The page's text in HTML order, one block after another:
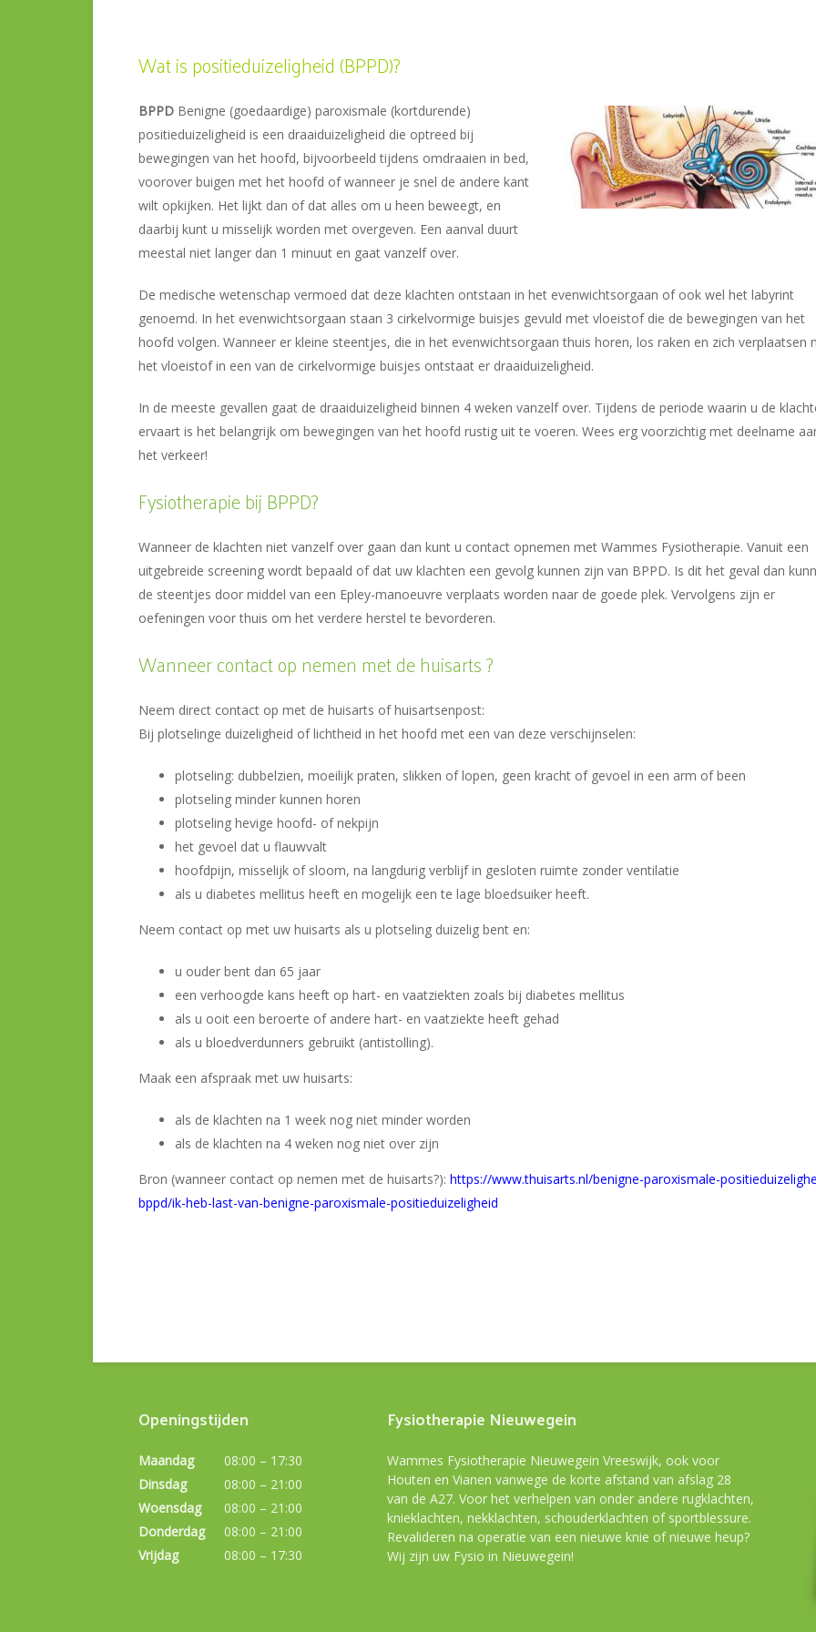
Wat is positieduizeligheid (BPPD)?
BPPD Benigne (goedaardige) paroxismale (kortdurende)
positieduizeligheid is een draaiduizeligheid die optreed bij
bewegingen van het hoofd, bijvoorbeeld tijdens omdraaien in bed,
voorover buigen met het hoofd of wanneer je snel de andere kant
wilt opkijken. Het lijkt dan of dat alles om u heen beweegt, en
daarbij kunt u misselijk worden met overgeven. Een aanval duurt
meestal niet langer dan 1 minuut en gaat vanzelf over.
De medische wetenschap vermoed dat deze klachten ontstaan in het evenwichtsorgaan of ook wel het labyrint
genoemd. In het evenwichtsorgaan staan 3 cirkelvormige buisjes gevuld met vloeistof die de bewegingen van het
hoofd volgen. Wanneer er kleine steentjes, die in het evenwichtsorgaan thuis horen, los raken en zich verplaatsen
het vloeistof in een van de cirkelvormige buisjes ontstaat er draaiduizeligheid.
In de meeste gevallen gaat de draaiduizeligheid binnen 4 weken vanzelf over. Tijdens de periode waarin u de
ervaart is het belangrijk om bewegingen van het hoofd rustig uit te voeren. Wees erg voorzichtig met deelname
het verkeer!
Fysiotherapie bij BPPD?
Wanneer de klachten niet vanzelf over gaan dan kunt u contact opnemen met Wammes Fysiotherapie. Vanuit een
uitgebreide screening wordt bepaald of dat uw klachten een gevolg kunnen zijn van BPPD. Is dit het geval dan
de steentjes door middel van een Epley-manoeuvre verplaats worden naar de goede plek. Vervolgens zijn er
oefeningen voor thuis om het verdere herstel te bevorderen.
Wanneer contact op nemen met de huisarts ?
Neem direct contact op met de huisarts of huisartsenpost:
Bij plotselinge duizeligheid of lichtheid in het hoofd met een van deze verschijnselen:
plotseling: dubbelzien, moeilijk praten, slikken of lopen, geen kracht of gevoel in een arm of been
plotseling minder kunnen horen
plotseling hevige hoofd- of nekpijn
het gevoel dat u flauwvalt
hoofdpijn, misselijk of sloom, na langdurig verblijf in gesloten ruimte zonder ventilatie
als u diabetes mellitus heeft en mogelijk een te lage bloedsuiker heeft.
Neem contact op met uw huisarts als u plotseling duizelig bent en:
u ouder bent dan 65 jaar
een verhoogde kans heeft op hart- en vaatziekten zoals bij diabetes mellitus
als u ooit een beroerte of andere hart- en vaatziekte heeft gehad
als u bloedverdunners gebruikt (antistolling).
Maak een afspraak met uw huisarts:
als de klachten na 1 week nog niet minder worden
als de klachten na 4 weken nog niet over zijn
Bron (wanneer contact op nemen met de huisarts?): https://www.thuisarts.nl/benigne-paroxismale-
bppd/ik-heb-last-van-benigne-paroxismale-positieduizeligheid
Openingstijden
Maandag
08:00 – 17:30
Dinsdag
08:00 – 21:00
Woensdag
08:00 – 21:00
Donderdag
08:00 – 21:00
Vrijdag
08:00 – 17:30
Fysiotherapie Nieuwegein
Wammes Fysiotherapie Nieuwegein Vreeswijk, ook voor
Houten en Vianen vanwege de korte afstand van afslag 28
van de A27. Voor het verhelpen van onder andere rugklachten,
knieklachten, nekklachten, schouderklachten of sportblessure.
Revalideren na operatie van een nieuwe knie of nieuwe heup?
Wij zijn uw Fysio in Nieuwegein!